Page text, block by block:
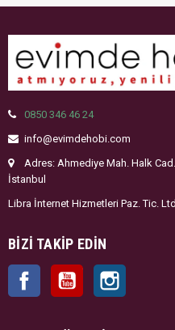
0850 346 46 24
info@evimdehobi.com
Adres: Ahmediye Mah. Halk
İstanbul
Libra İnternet Hizmetleri Paz. Tic.
BIZI TAKIP EDIN
Facebook YouTube